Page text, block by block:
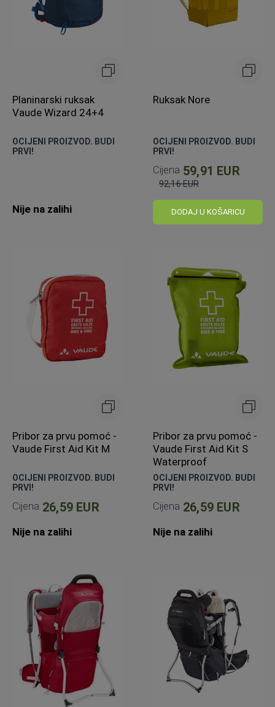
Planinarski ruksak
Vaude Wizard 24+4
OCIJENI PROIZVOD. BUDI
PRVI!
Nije na zalihi
Ruksak Nore
OCIJENI PROIZVOD. BUDI
PRVI!
Cijena 59,91 EUR
cijena
92,16 EUR
DODAJ U KOŠARICU
Pribor za prvu pomoć -
Vaude First Aid Kit M
OCIJENI PROIZVOD. BUDI
PRVI!
Cijena 26,59 EUR
Nije na zalihi
Pribor za prvu pomoć -
Vaude First Aid Kit S
Waterproof
OCIJENI PROIZVOD. BUDI
PRVI!
Cijena 26,59 EUR
Nije na zalihi